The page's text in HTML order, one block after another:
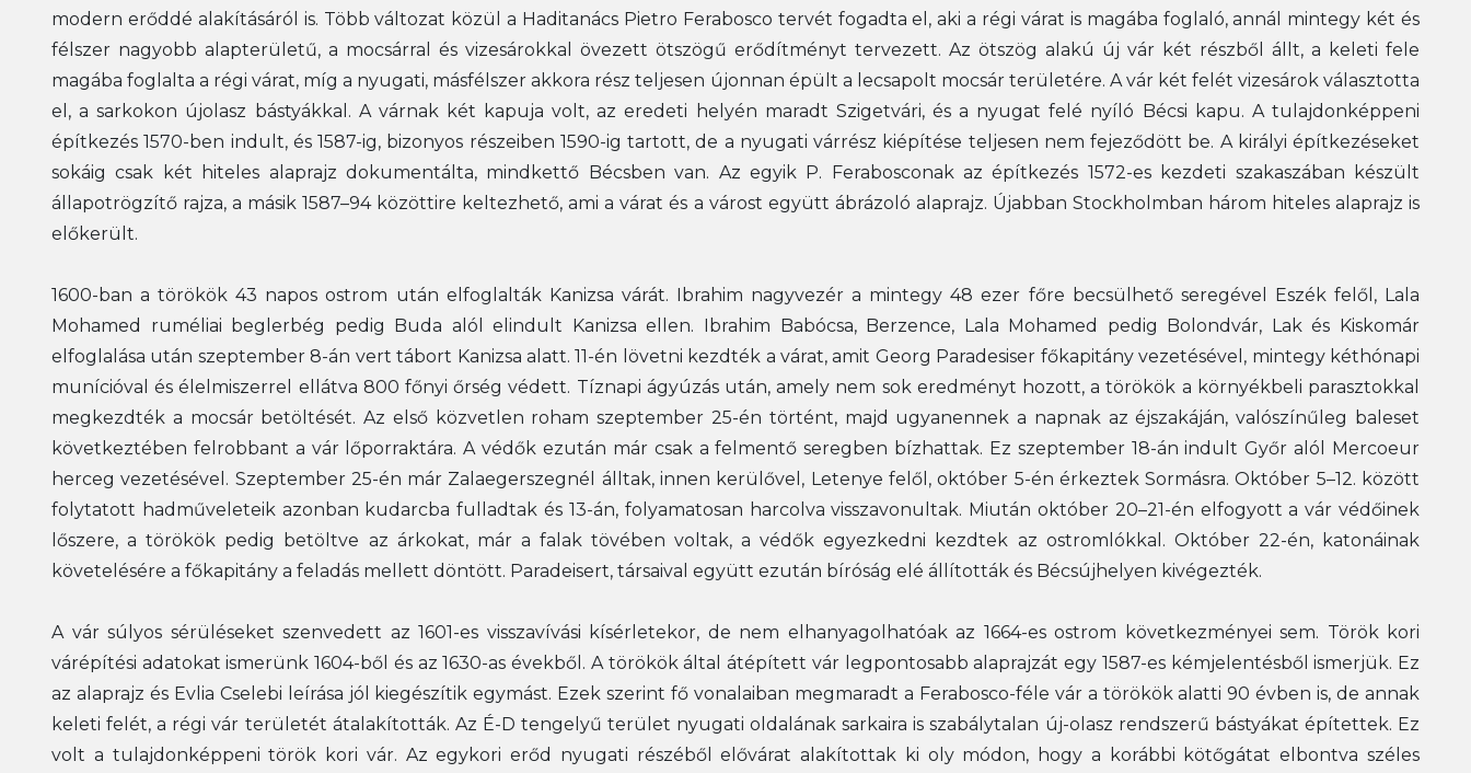
modern erőddé alakításáról is. Több változat közül a Haditanács Pietro Ferabosco tervét fogadta el, aki a régi várat is magába foglaló, annál mintegy két és
félszer nagyobb alapterületű, a mocsárral és vizesárokkal övezett ötszögű erődítményt tervezett. Az ötszög alakú új vár két részből állt, a keleti fele
magába foglalta a régi várat, míg a nyugati, másfélszer akkora rész teljesen újonnan épült a lecsapolt mocsár területére. A vár két felét vizesárok választotta
el, a sarkokon újolasz bástyákkal. A várnak két kapuja volt, az eredeti helyén maradt Szigetvári, és a nyugat felé nyíló Bécsi kapu. A tulajdonképpeni
építkezés 1570-ben indult, és 1587-ig, bizonyos részeiben 1590-ig tartott, de a nyugati várrész kiépítése teljesen nem fejeződött be. A királyi építkezéseket
sokáig csak két hiteles alaprajz dokumentálta, mindkettő Bécsben van. Az egyik P. Ferabosconak az építkezés 1572-es kezdeti szakaszában készült
állapotrögzítő rajza, a másik 1587–94 közöttire keltezhető, ami a várat és a várost együtt ábrázoló alaprajz. Újabban Stockholmban három hiteles alaprajz is
előkerült.
1600-ban a törökök 43 napos ostrom után elfoglalták Kanizsa várát. Ibrahim nagyvezér a mintegy 48 ezer főre becsülhető seregével Eszék felől, Lala
Mohamed ruméliai beglerbég pedig Buda alól elindult Kanizsa ellen. Ibrahim Babócsa, Berzence, Lala Mohamed pedig Bolondvár, Lak és Kiskomár
elfoglalása után szeptember 8-án vert tábort Kanizsa alatt. 11-én lövetni kezdték a várat, amit Georg Paradesiser főkapitány vezetésével, mintegy kéthónapi
munícióval és élelmiszerrel ellátva 800 főnyi őrség védett. Tíznapi ágyúzás után, amely nem sok eredményt hozott, a törökök a környékbeli parasztokkal
megkezdték a mocsár betöltését. Az első közvetlen roham szeptember 25-én történt, majd ugyanennek a napnak az éjszakáján, valószínűleg baleset
következtében felrobbant a vár lőporraktára. A védők ezután már csak a felmentő seregben bízhattak. Ez szeptember 18-án indult Győr alól Mercoeur
herceg vezetésével. Szeptember 25-én már Zalaegerszegnél álltak, innen kerülővel, Letenye felől, október 5-én érkeztek Sormásra. Október 5–12. között
folytatott hadműveleteik azonban kudarcba fulladtak és 13-án, folyamatosan harcolva visszavonultak. Miután október 20–21-én elfogyott a vár védőinek
lőszere, a törökök pedig betöltve az árkokat, már a falak tövében voltak, a védők egyezkedni kezdtek az ostromlókkal. Október 22-én, katonáinak
követelésére a főkapitány a feladás mellett döntött. Paradeisert, társaival együtt ezután bíróság elé állították és Bécsújhelyen kivégezték.
A vár súlyos sérüléseket szenvedett az 1601-es visszavívási kísérletekor, de nem elhanyagolhatóak az 1664-es ostrom következményei sem. Török kori
várépítési adatokat ismerünk 1604-ből és az 1630-as évekből. A törökök által átépített vár legpontosabb alaprajzát egy 1587-es kémjelentésből ismerjük. Ez
az alaprajz és Evlia Cselebi leírása jól kiegészítik egymást. Ezek szerint fő vonalaiban megmaradt a Ferabosco-féle vár a törökök alatti 90 évben is, de annak
keleti felét, a régi vár területét átalakították. Az É-D tengelyű terület nyugati oldalának sarkaira is szabálytalan új-olasz rendszerű bástyákat építettek. Ez
volt a tulajdonképpeni török kori vár. Az egykori erőd nyugati részéből elővárat alakítottak ki oly módon, hogy a korábbi kötőgátat elbontva széles